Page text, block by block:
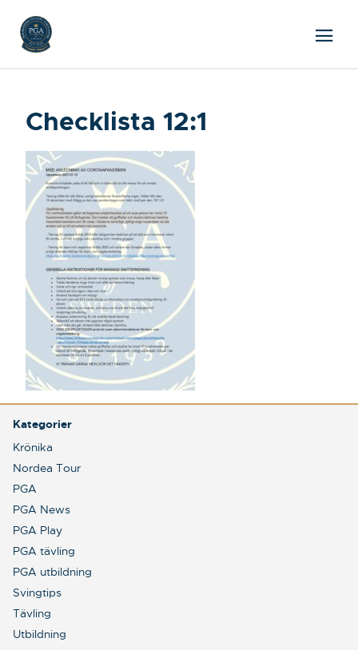
Checklista 12:1
Kategorier
Krönika
Nordea Tour
PGA
PGA News
PGA Play
PGA tävling
PGA utbildning
Svingtips
Tävling
Utbildning